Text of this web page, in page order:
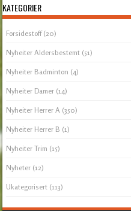
KATEGORIER
Forsidestoff(20)
Nyheiter Aldersbestemt (51)
Nyheiter Badminton (4)
Nyheiter Damer (14)
Nyheiter Herrer A (350)
Nyheiter Herrer B (1)
Nyheiter Trim (15)
Nyheter (12)
Ukategorisert (113)